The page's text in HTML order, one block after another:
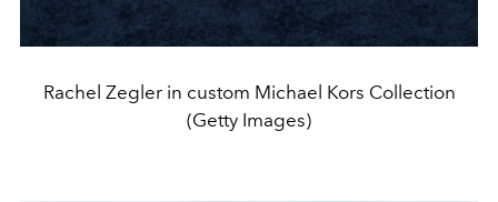
Rachel Zegler in custom Michael Kors Collection
(Getty Images)